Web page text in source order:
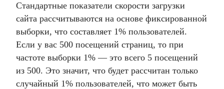
Стандартные показатели скорости загрузки
сайта рассчитываются на основе фиксированной
выборки, что составляет 1% пользователей.
Если у вас 500 посещений страниц, то при
частоте выборки 1% — это всего 5 посещений
из 500. Это значит, что будет рассчитан только
случайный 1% пользователей, что может быть